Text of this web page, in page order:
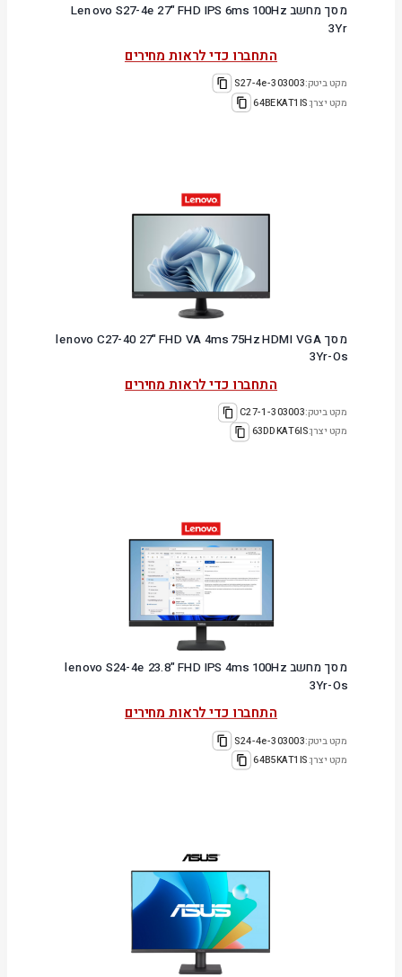
מסך מחשב Lenovo S27-4e 27" FHD IPS 6ms 100Hz
3Yr
התחברו כדי לראות מחירים
מקט ביטק:303003-S27-4e
מקט יצרן:64BEKAT1IS
מסך lenovo C27-40 27" FHD VA 4ms 75Hz HDMI VGA
3Yr-Os
התחברו כדי לראות מחירים
מקט ביטק:303003-C27-1
מקט יצרן:63DDKAT6IS
מסך מחשב lenovo S24-4e 23.8" FHD IPS 4ms 100Hz
3Yr-Os
התחברו כדי לראות מחירים
מקט ביטק:303003-S24-4e
מקט יצרן:64B5KAT1IS